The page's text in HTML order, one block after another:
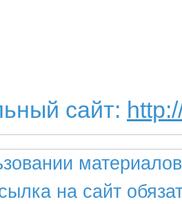
сайт:
на сайт